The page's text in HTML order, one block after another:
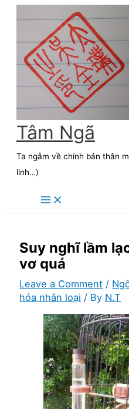
content
Tâm Ngã
Ta ngẫm về chính bản thân
linh…)
Suy nghĩ lầm
vơ quá
Leave a Comment /
hóa nhân loại / By N.T